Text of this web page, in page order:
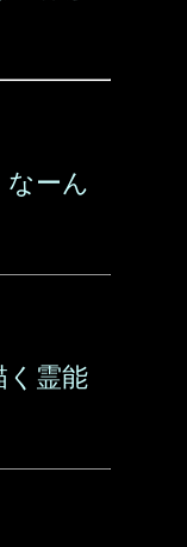
なーん
く霊能